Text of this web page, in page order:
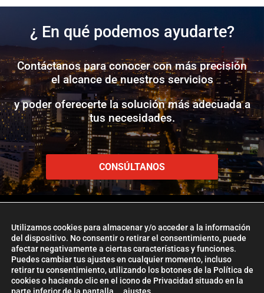
¿ En qué podemos ayudarte?
Contáctanos para conocer con más precisión
el alcance de nuestros servicios
y poder oferecerte la solución más adecuada a
tus necesidades.
CONSÚLTANOS
www.etlglobaladd.com
Copyright 2024 © ETL GLOBAL ADD
Utilizamos cookies para almacenar y/o acceder a la información
del dispositivo. No consentir o retirar el consentimiento, puede
afectar negativamente a ciertas características y funciones.
Puedes cambiar tus ajustes en cualquier momento, incluso
retirar tu consentimiento, utilizando los botones de la Política de
cookies o haciendo clic en el icono de Privacidad situado en la